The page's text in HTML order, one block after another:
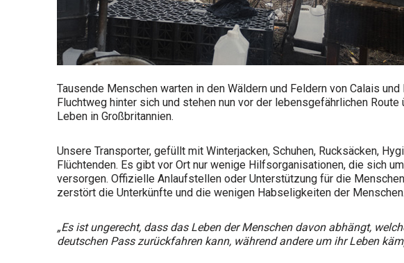
Tausende Menschen warten in den Wäldern und Feldern von Calais
Fluchtweg hinter sich und stehen nun vor der lebensgefährlichen
Leben in Großbritannien.
Unsere Transporter, gefüllt mit Winterjacken, Schuhen, Rucksäcken,
Flüchtenden. Es gibt vor Ort nur wenige Hilfsorganisationen, die sich
versorgen. Offizielle Anlaufstellen oder Unterstützung für die
zerstört die Unterkünfte und die wenigen Habseligkeiten der Menschen.
„Es ist ungerecht, dass das Leben der Menschen davon abhängt,
deutschen Pass zurückfahren kann, während andere um ihr Leben